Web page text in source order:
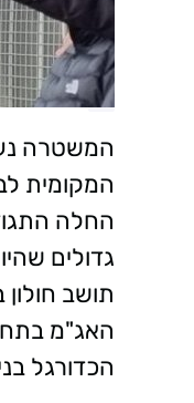
המקומית
גדולים
הכדורגל